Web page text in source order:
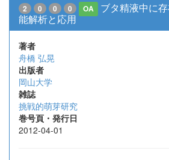
2 0 0 0 OA
ブタ精液中に
能解析と応用
著者
舟橋 弘晃
出版者
岡山大学
雑誌
挑戦的萌芽研究
巻号頁・発行日
2012-04-01